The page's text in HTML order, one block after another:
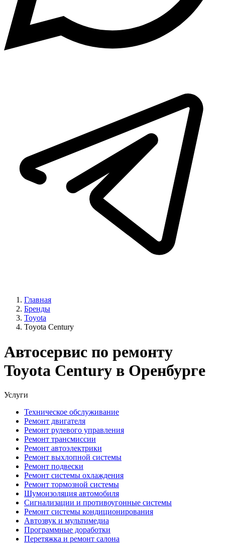
Главная
Бренды
Toyota
Toyota Century
Автосервис по ремонту
Toyota Century в Оренбурге
Услуги
Техническое обслуживание
Ремонт двигателя
Ремонт рулевого управления
Ремонт трансмиссии
Ремонт автоэлектрики
Ремонт выхлопной системы
Ремонт подвески
Ремонт системы охлаждения
Ремонт тормозной системы
Шумоизоляция автомобиля
Сигнализации и противоугонные системы
Ремонт системы кондиционирования
Автозвук и мультимедиа
Программные доработки
Перетяжка и ремонт салона